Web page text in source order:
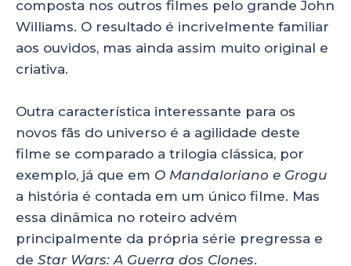
composta nos outros filmes pelo grande John
Williams. O resultado é incrivelmente familiar
aos ouvidos, mas ainda assim muito original e
criativa.
Outra característica interessante para os
novos fãs do universo é a agilidade deste
filme se comparado a trilogia clássica, por
exemplo, já que em O Mandaloriano e Grogu
a história é contada em um único filme. Mas
essa dinâmica no roteiro advém
principalmente da própria série pregressa e
de Star Wars: A Guerra dos Clones.